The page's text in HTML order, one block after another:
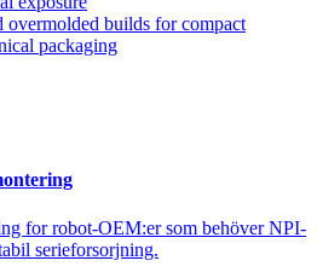
builds for compact
packaging
for robot-OEM:er som behöver NPI-
serieforsorjning.